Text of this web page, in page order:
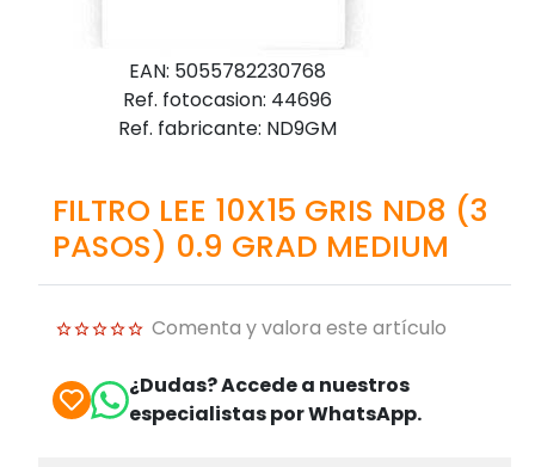
EAN: 5055782230768
Ref. fotocasion: 44696
Ref. fabricante: ND9GM
FILTRO LEE 10X15 GRIS ND8 (3
PASOS) 0.9 GRAD MEDIUM
Comenta y valora este artículo
¿Dudas? Accede a nuestros
especialistas por WhatsApp.